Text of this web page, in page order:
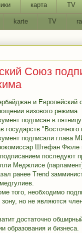
карта TV
karte TV
Союз
и Европейский
визового режима.
подписан в
государств "Восточного
подписали глава
Штефан Фюле
последуют
Меджлисе
ранее Trend
того, необходимо
но не являются
достаточно
образования и бизнеса.